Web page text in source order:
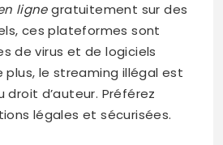
lignegratuitement sur des
ces plateformes sont
de virus et de logiciels
plus, le streaming illégal est
droit d’auteur. Préférez
légales et sécurisées.